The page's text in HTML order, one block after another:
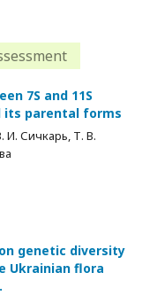
7S and 11S
its parental forms
И. Сичкарь, Т. В.
genetic diversity
Ukrainian flora